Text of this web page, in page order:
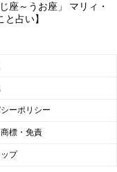
日～7月22日生
座～うお座」 マリィ・
占い】
ーポリシー
標・免責
プ